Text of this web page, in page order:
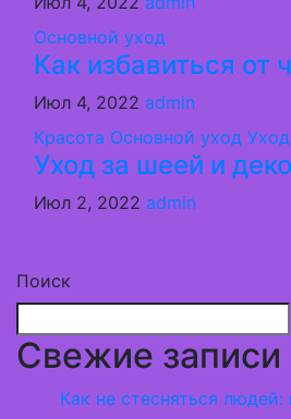
Основной уход
Как избавиться от
Июл 4, 2022 admin
Красота Основной уход
Уход за шеей и
Июл 2, 2022 admin
Поиск
Свежие записи
Как не стесняться